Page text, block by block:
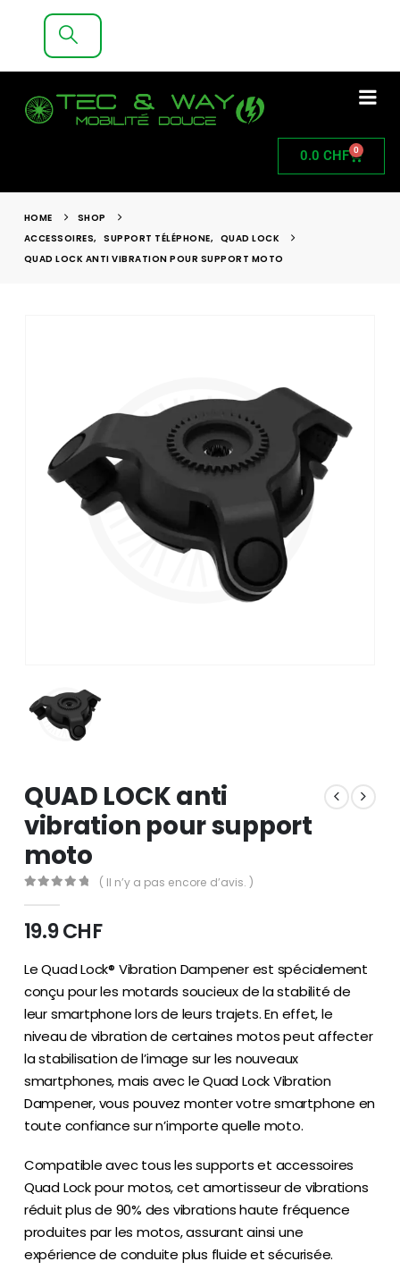
0.0CHF 0
HOME
SHOP
ACCESSOIRES, SUPPORT TÉLÉPHONE, QUAD LOCK
QUAD LOCK ANTI VIBRATION POUR SUPPORT MOTO
QUAD LOCK anti
vibration pour support
moto
( Il n’y a pas encore d’avis. )
19.9CHF
Le Quad Lock® Vibration Dampener est spécialement
conçu pour les motards soucieux de la stabilité de
leur smartphone lors de leurs trajets. En effet, le
niveau de vibration de certaines motos peut affecter
la stabilisation de l’image sur les nouveaux
smartphones, mais avec le Quad Lock Vibration
Dampener, vous pouvez monter votre smartphone en
toute confiance sur n’importe quelle moto.
Compatible avec tous les supports et accessoires
Quad Lock pour motos, cet amortisseur de vibrations
réduit plus de 90% des vibrations haute fréquence
produites par les motos, assurant ainsi une
expérience de conduite plus fluide et sécurisée.
LIVRAISON GRATUITE A PARTIR DE 200CHF